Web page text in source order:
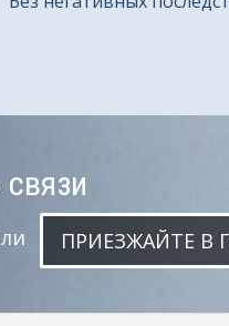
ПРИЕЗЖАЙТЕ В